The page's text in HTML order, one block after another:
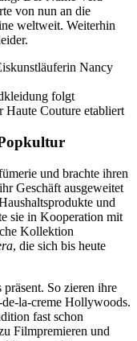
von nun an die
weltweit. Weiterhin
Nancy
folgt
Haute Couture etabliert
und brachte ihren
Geschäft ausgeweitet
und
sie in Kooperation mit
Kollektion
, die sich bis heute
So zieren ihre
la-creme Hollywoods.
fast schon
Filmpremieren und